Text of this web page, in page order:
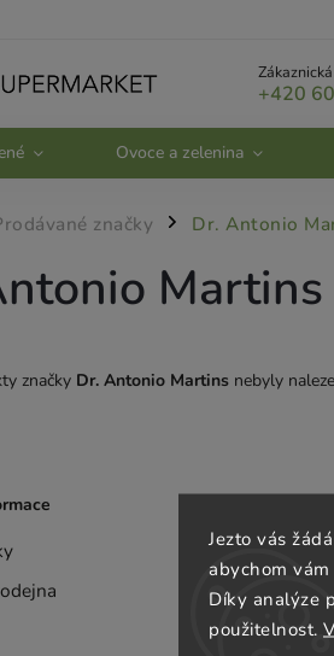
Jezto vás
abychom
Díky analýze
použitelnost.
+420
Ovoce a zelenina
značky / Dr. Antonio
Martins
značky Dr. Antonio Martins nebyly
Taste